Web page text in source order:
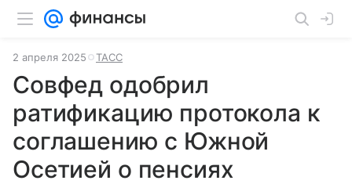
2 апреля 2025 ТАСС
Совфед одобрил
ратификацию протокола к
соглашению с Южной
Осетией о пенсиях